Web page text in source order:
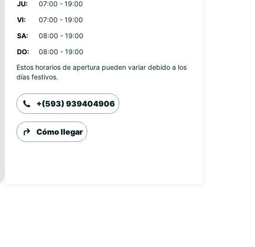
JU:
07:00 - 19:00
VI:
07:00 - 19:00
SA:
08:00 - 19:00
DO:
08:00 - 19:00
Estos horarios de apertura pueden variar debido a los
días festivos.
+(593) 939404906
Cómo llegar